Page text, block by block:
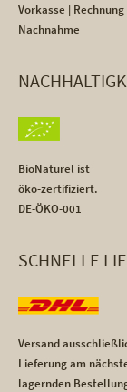
Vorkasse |
Nachnahme
BioNaturel ist
öko-zertifiziert.
DE-ÖKO-001
SCHNELLE
Versand
Lieferung am
lagernden